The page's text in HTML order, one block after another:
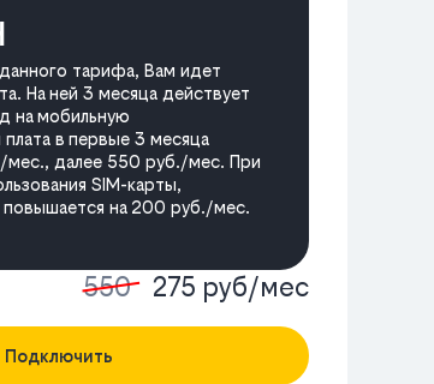
тарифа, Вам идет
На ней 3 месяца действует
на мобильную
плата в первые 3 месяца
мес., далее 550 руб./мес. При
SIM-карты,
повышается на 200 руб./мес.
550 275 руб/мес
Подключить